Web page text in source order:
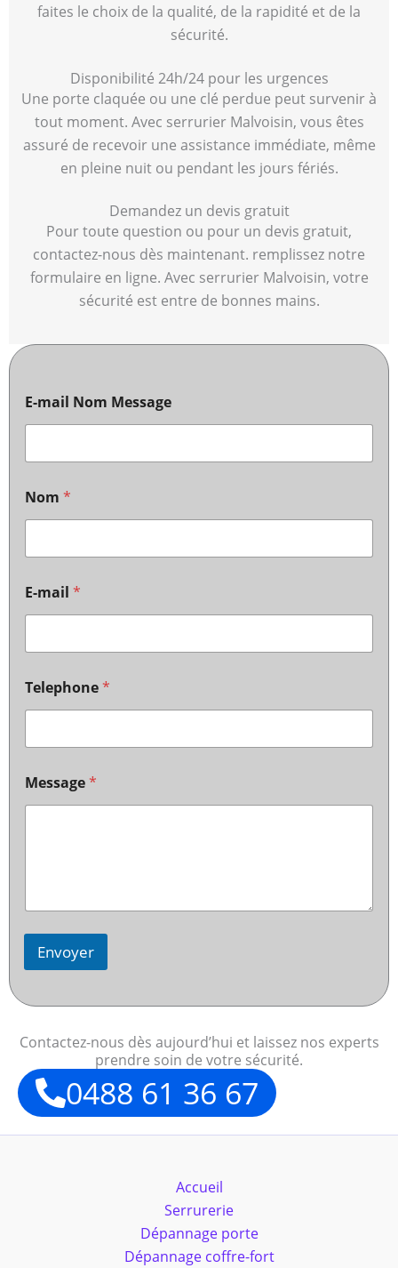
faites le choix de la qualité, de la rapidité et de la
sécurité.
Disponibilité 24h/24 pour les urgences
Une porte claquée ou une clé perdue peut survenir à
tout moment. Avec serrurier Malvoisin, vous êtes
assuré de recevoir une assistance immédiate, même
en pleine nuit ou pendant les jours fériés.
Demandez un devis gratuit
Pour toute question ou pour un devis gratuit,
contactez-nous dès maintenant. remplissez notre
formulaire en ligne. Avec serrurier Malvoisin, votre
sécurité est entre de bonnes mains.
E-mail Nom Message
Nom *
E-mail *
Telephone*
Message*
Envoyer
Contactez-nous dès aujourd’hui et laissez nos experts
prendre soin de votre sécurité.
0488 61 36 67
Accueil
Serrurerie
Dépannage porte
Dépannage coffre-fort